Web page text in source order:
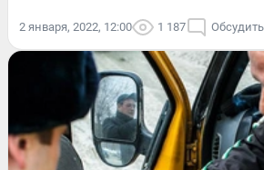
2 января, 2022, 12:00 1 187 Обсудить